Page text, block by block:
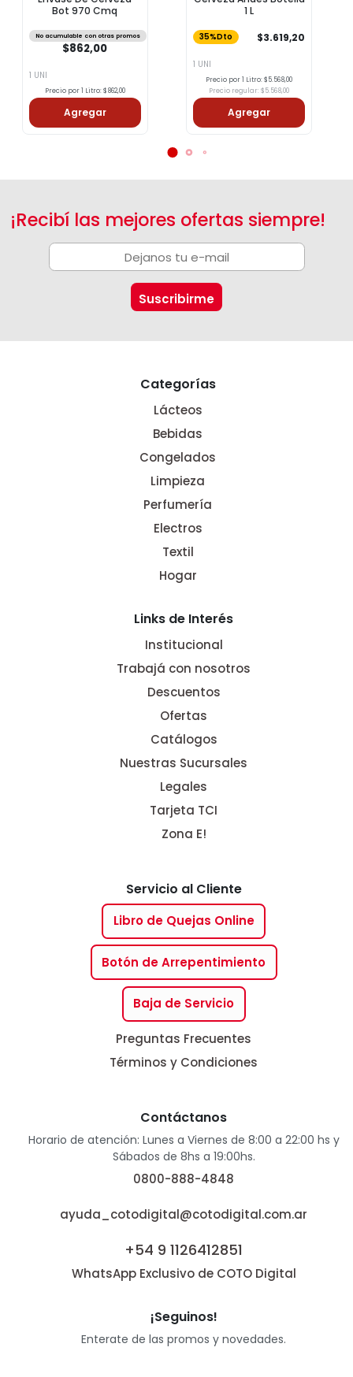
Bot 970 Cmq
No acumulable con otras promos
$862,00
1 UNI
Precio por 1 Litro: $862,00
Agregar
1 L
35%Dto $3.619,20
1 UNI
Precio por 1 Litro: $5.568,00
Precio regular: $5.568,00
Agregar
¡Recibí las mejores ofertas siempre!
Categorías
Lácteos
Bebidas
Congelados
Limpieza
Perfumería
Electros
Textil
Hogar
Links de Interés
Institucional
Trabajá con nosotros
Descuentos
Ofertas
Catálogos
Nuestras Sucursales
Legales
Tarjeta TCI
Zona E!
Servicio al Cliente
Libro de Quejas Online
Botón de Arrepentimiento
Baja de Servicio
Preguntas Frecuentes
Términos y Condiciones
Contáctanos
Horario de atención: Lunes a Viernes de 8:00 a 22:00 hs y
Sábados de 8hs a 19:00hs.
0800-888-4848
ayuda_cotodigital@cotodigital.com.ar
+54 9 1126412851
WhatsApp Exclusivo de COTO Digital
¡Seguinos!
Enterate de las promos y novedades.